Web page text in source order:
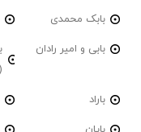
بابک محمدی
بابی و امیر رادان
باراد